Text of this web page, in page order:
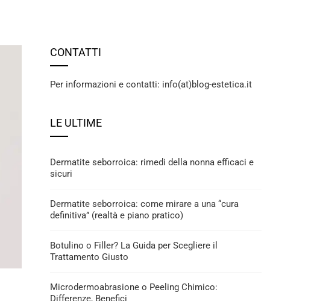
CONTATTI
Per informazioni e contatti: info(at)blog-estetica.it
LE ULTIME
Dermatite seborroica: rimedi della nonna efficaci e
sicuri
Dermatite seborroica: come mirare a una “cura
definitiva” (realtà e piano pratico)
Botulino o Filler? La Guida per Scegliere il
Trattamento Giusto
Microdermoabrasione o Peeling Chimico:
Differenze, Benefici